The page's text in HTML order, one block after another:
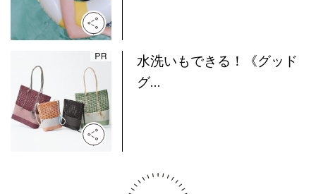
水洗いもできる！《グッド
グ...